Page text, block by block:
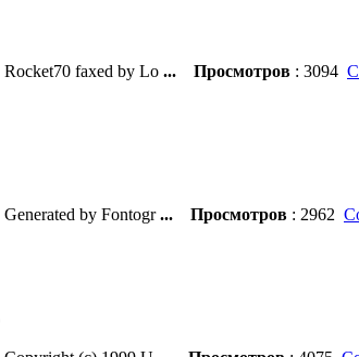
Rocket70 faxed by Lo ... Просмотров : 3094
Generated by Fontogr... Просмотров : 2962